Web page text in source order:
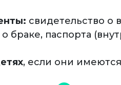
свидетельство
браке, паспорта
, если они